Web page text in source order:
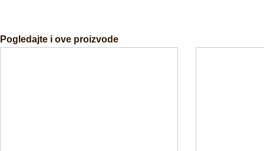
Pogledajte i ove proizvode